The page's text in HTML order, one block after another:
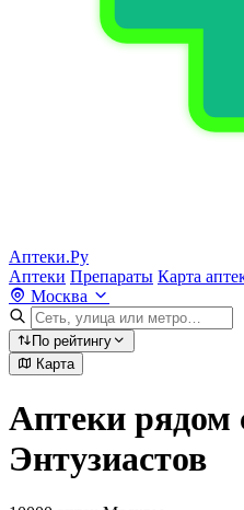
Аптеки.Ру
Аптеки Препараты Карта
Москва
По рейтингу
Карта
Аптеки рядом
Энтузиастов